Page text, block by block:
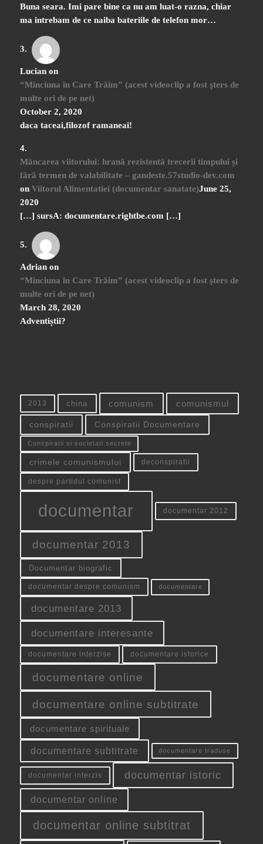
Buna seara. Imi pare bine ca nu am luat-o razna, chiar
ma intrebam de ce naiba bateriile de telefon mor…
Lucian on
“Minciuna în Care Trăim” (acest videoclip a fost şters de
multe ori de pe net)
October 2, 2020
daca taceai,filozof ramaneai!
Mâncarea viitorului: hrană rezistentă trecerii timpului și
fără termen de valabilitate – gandeste.57studio-dev.com
onViitorul Alimentatiei (documentar sanatate)June 25,
2020
[…] sursA: documentare.rightbe.com […]
Adrian on
“Minciuna în Care Trăim” (acest videoclip a fost şters de
multe ori de pe net)
March 28, 2020
Adventiștii?
2013 china comunism comunismul
conspiratii Conspiratii Documentare
Conspiratii si societati secrete
crimele comunismului deconspiratii
despre partidul comunist
documentar documentar 2012
documentar 2013
Documentar biografic
documentar despre comunism documentare
documentare 2013
documentare interesante
documentare interzise documentare istorice
documentare online
documentare online subtitrate
documentare spirituale
documentare subtitrate documentare traduse
documentar interzis documentar istoric
documentar online
documentar online subtitrat